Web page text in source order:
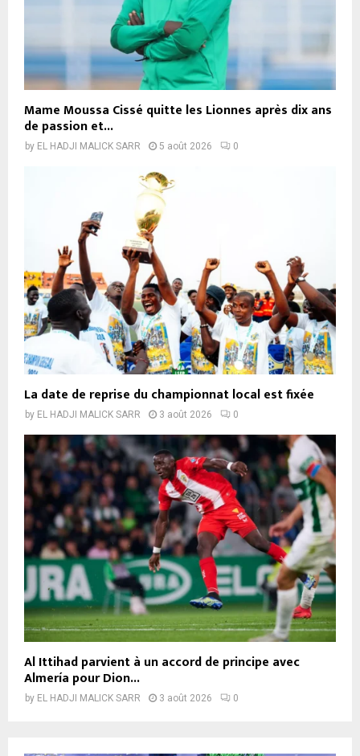
Mame Moussa Cissé quitte les Lionnes après dix ans
de passion et...
by EL HADJI MALICK SARR 5 août 2026 0
La date de reprise du championnat local est fixée
by EL HADJI MALICK SARR 3 août 2026 0
Al Ittihad parvient à un accord de principe avec
Almería pour Dion...
by EL HADJI MALICK SARR 3 août 2026 0